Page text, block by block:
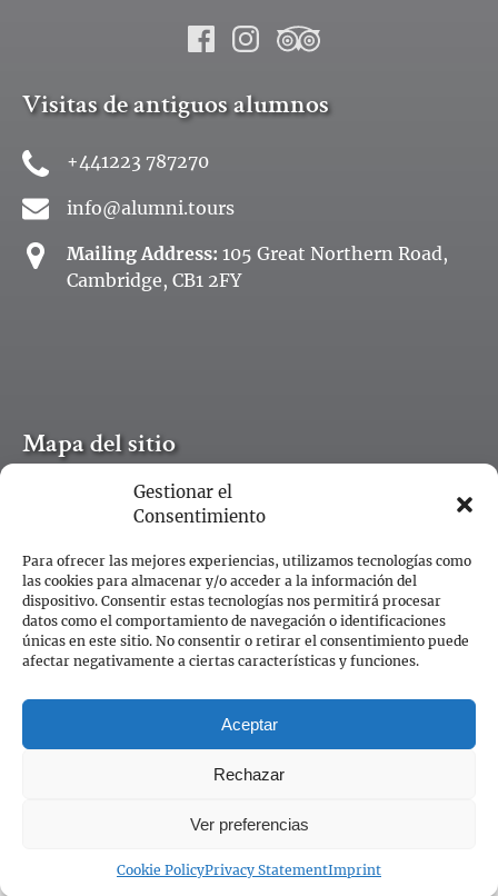
Gestionar el
Consentimiento
Para ofrecer las mejores experiencias, utilizamos tecnologías como
las cookies para almacenar y/o acceder a la información del
dispositivo. Consentir estas tecnologías nos permitirá procesar
datos como el comportamiento de navegación o identificaciones
únicas en este sitio. No consentir o retirar el consentimiento puede
afectar negativamente a ciertas características y funciones.
Aceptar
Rechazar
Ver preferencias
Cookie PolicyPrivacy StatementImprint
Visitas de antiguos alumnos
+441223 787270
info@alumni.tours
Mailing Address: 105 Great Northern Road,
Cambridge, CB1 2FY
Mapa del sitio
Excursiones por Cambridge
Tarjetas regalo
Empleos
Todos los blogs
Contacto
RESERVA AHORA
Declaración De Privacidad Y CookiesTerms of Use